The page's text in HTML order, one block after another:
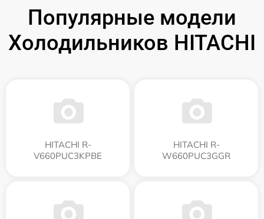
Популярные модели
Холодильников HITACHI
HITACHI R-
V660PUC3KPBE
HITACHI R-
W660PUC3GGR